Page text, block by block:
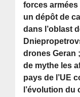
forces
un dépôt de
dans l’oblast
drones Geran
de mythe les
pays de l’UE
l’évolution du